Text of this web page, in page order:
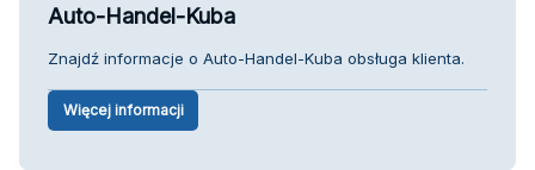
Auto-Handel-Kuba
Znajdź informacje o Auto-Handel-Kuba obsługa klienta.
Więcej informacji